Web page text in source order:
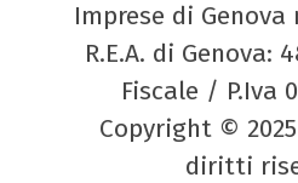
Imprese di Genova
R.E.A. di Genova:
Fiscale / P.Iva
Copyright ©
diritti